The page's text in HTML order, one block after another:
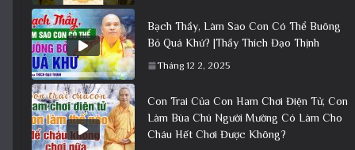
Bạch Thầy, Làm Sao Con Có Thể Buông
Bỏ Quá Khứ? |Thầy Thích Đạo Thịnh
Tháng 12 2, 2025
Con Trai Của Con Ham Chơi Điện Tử, Con
Làm Bùa Chú Người Mường Có Làm Cho
Cháu Hết Chơi Được Không?